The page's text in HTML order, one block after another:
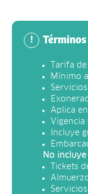
!
Tarifa
Mínimo
Aplica
Vigencia
Incluye
No incluye
Tickets